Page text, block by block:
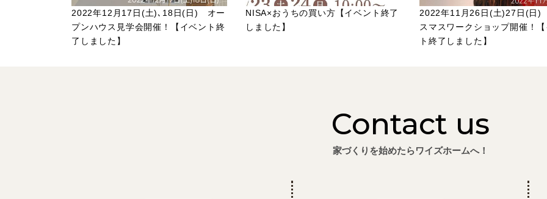
2022年12月17日(土)､18日(日) オー
プンハウス見学会開催！【イベント終
了しました】
NISA×おうちの買い方【イベント終了
しました】
2022年11月26日(土)27日(日
スマスワークショップ開催！
ト終了しました】
Contact us
家づくりを始めたらワイズホームへ！